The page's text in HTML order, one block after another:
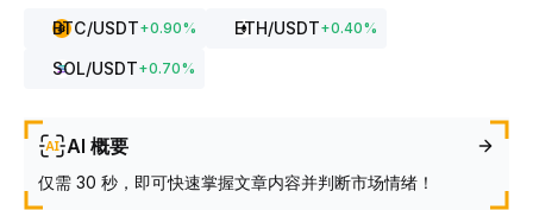
BTC/USDT+0.90% ETH/USDT+0.40%
SOL/USDT+0.70%
AI 概要
仅需 30 秒，即可快速掌握文章内容并判断市场情绪！